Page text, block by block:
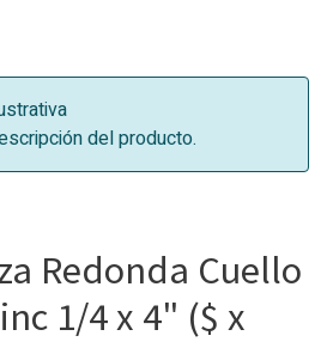
del producto.
Redonda Cuello
1/4 x 4" ($ x